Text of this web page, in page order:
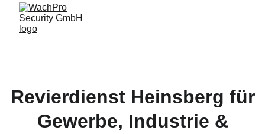
Revierdienst Heinsberg für
Gewerbe, Industrie &